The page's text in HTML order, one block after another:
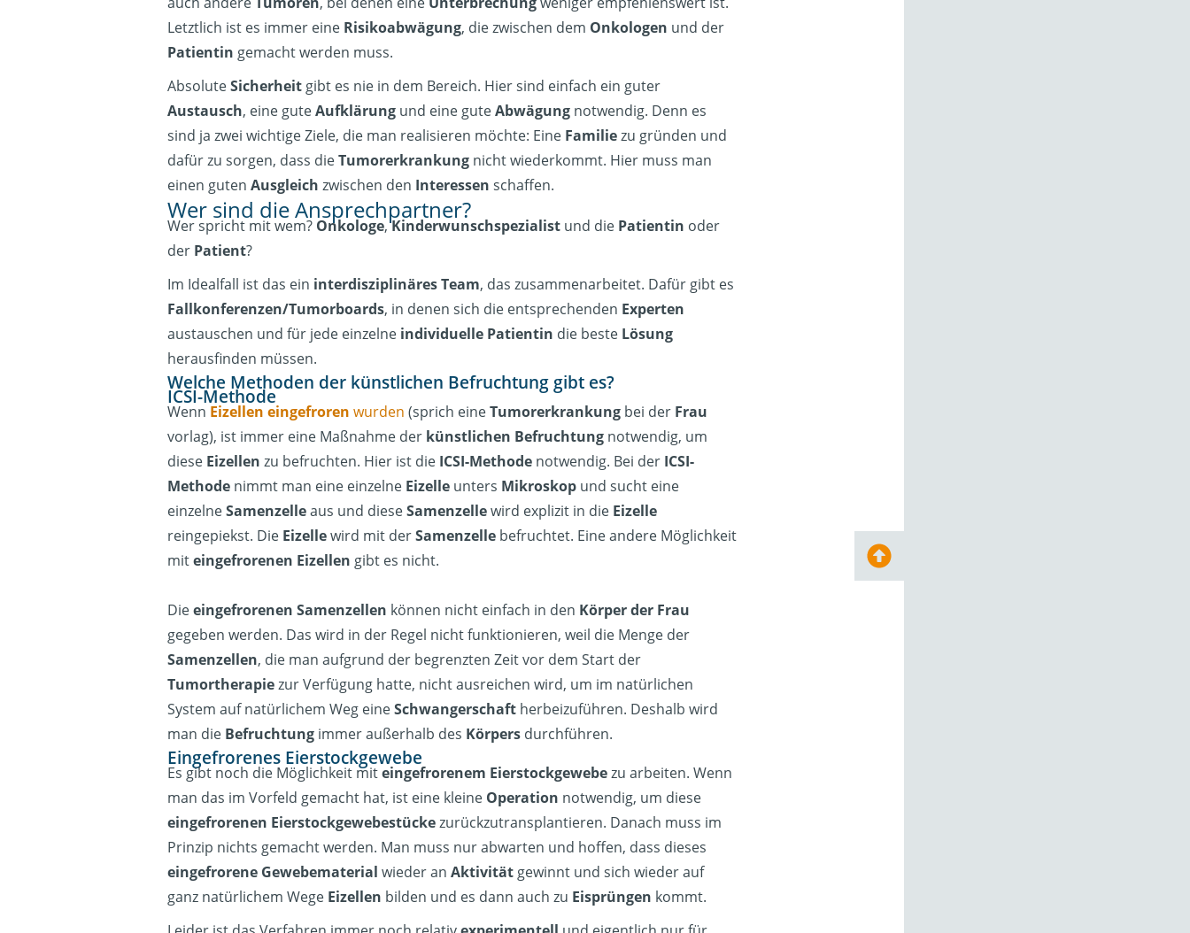
Letztlich ist es immer eine Risikoabwägung, die zwischen dem Onkologen und der
Patientin gemacht werden muss.
AbsoluteSicherheitgibt es nie in dem Bereich. Hier sind einfach ein guter
Austausch, eine guteAufklärungund eine guteAbwägungnotwendig. Denn es
sind ja zwei wichtige Ziele, die man realisieren möchte: Eine Familiezu gründen und
dafür zu sorgen, dass dieTumorerkrankungnicht wiederkommt. Hier muss man
einen guten Ausgleich zwischen den Interessen schaffen.
Wer sind die Ansprechpartner?
Wer spricht mit wem? Onkologe,Kinderwunschspezialistund die Patientin oder
der Patient?
Im Idealfall ist das ein interdisziplinäres Team, das zusammenarbeitet. Dafür gibt es
Fallkonferenzen/Tumorboards, in denen sich die entsprechenden Experten
austauschen und für jede einzelne individuelle Patientin die beste Lösung
herausfinden müssen.
Welche Methoden der künstlichen Befruchtung gibt es?
ICSI-Methode
Wenn Eizellen eingefroren wurden (sprich eineTumorerkrankungbei der Frau
vorlag), ist immer eine Maßnahme der künstlichen Befruchtungnotwendig, um
diese Eizellen zu befruchten. Hier ist die ICSI-Methodenotwendig. Bei der ICSI-
Methodenimmt man eine einzelne Eizelleunters Mikroskopund sucht eine
einzelneSamenzelleaus und dieseSamenzellewird explizit in die Eizelle
reingepiekst. Die Eizellewird mit derSamenzellebefruchtet. Eine andere Möglichkeit
miteingefrorenen Eizellen gibt es nicht.
Dieeingefrorenen Samenzellen können nicht einfach in den Körper der Frau
gegeben werden. Das wird in der Regel nicht funktionieren, weil die Menge der
Samenzellen, die man aufgrund der begrenzten Zeit vor dem Start der
Tumortherapiezur Verfügung hatte, nicht ausreichen wird, um im natürlichen
System auf natürlichem Weg eineSchwangerschaftherbeizuführen. Deshalb wird
man die Befruchtungimmer außerhalb des Körpersdurchführen.
Eingefrorenes Eierstockgewebe
Es gibt noch die Möglichkeit miteingefrorenem Eierstockgewebezu arbeiten. Wenn
man das im Vorfeld gemacht hat, ist eine kleine Operation notwendig, um diese
eingefrorenen Eierstockgewebestückezurückzutransplantieren. Danach muss im
Prinzip nichts gemacht werden. Man muss nur abwarten und hoffen, dass dieses
eingefrorene Gewebematerial wieder an Aktivitätgewinnt und sich wieder auf
ganz natürlichem Wege Eizellen bilden und es dann auch zu Eisprüngen kommt.